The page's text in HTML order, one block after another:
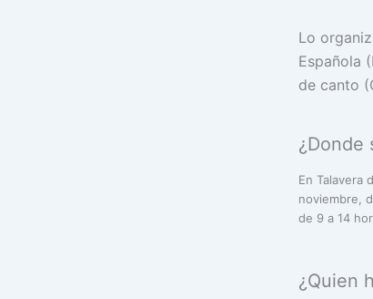
Lo
Española
de canto
¿Donde
En Talavera
noviembre,
de 9 a 14
¿Quien